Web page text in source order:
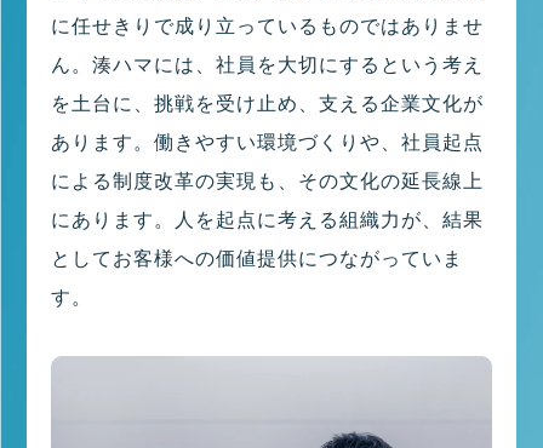
に任せきりで成り立っているものではありませ
ん。湊ハマには、社員を大切にするという考え
を土台に、挑戦を受け止め、支える企業文化が
あります。働きやすい環境づくりや、社員起点
による制度改革の実現も、その文化の延長線上
にあります。人を起点に考える組織力が、結果
としてお客様への価値提供につながっていま
す。